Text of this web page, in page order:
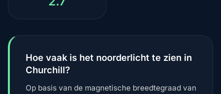
Hoe vaak is het noorderlicht te zien in
Churchill?
Op basis van de magnetische breedtegraad van